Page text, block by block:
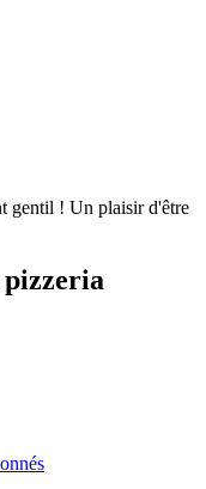
gentil ! Un plaisir d'être